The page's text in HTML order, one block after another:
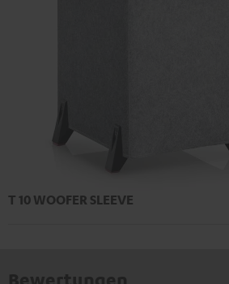
T 10 WOOFER SLEEVE